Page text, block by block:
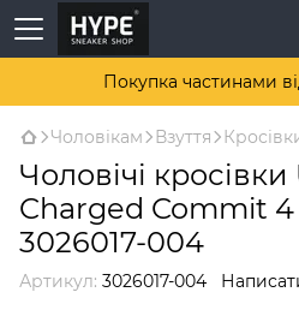
Покупка частинами
Чоловікам Взуття
Чоловічі
Charged Commit
3026017-004
Артикул: 3026017-004